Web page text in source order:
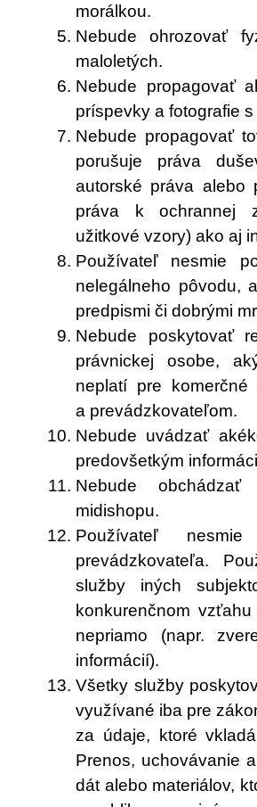
morálkou.
Nebude ohrozovať
maloletých.
Nebude propagovať
príspevky a fotografie
Nebude propagovať
porušuje práva
autorské práva alebo
práva k ochrannej
užitkové vzory) ako aj
Používateľ nesmie
nelegálneho pôvodu,
predpismi či dobrými
Nebude poskytovať
právnickej osobe,
neplatí pre
a prevádzkovateľom.
Nebude uvádzať
predovšetkým
Nebude obchádzať
midishopu.
Používateľ
prevádzkovateľa.
služby iných
konkurenčnom
nepriamo (napr.
informácií).
Všetky služby
využívané iba pre
za údaje, ktoré
Prenos, uchovávanie
dát alebo materiálov,